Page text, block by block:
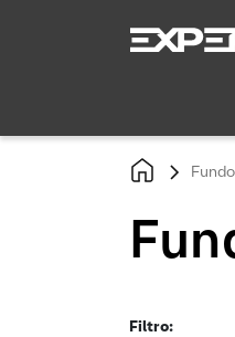
Filtro: